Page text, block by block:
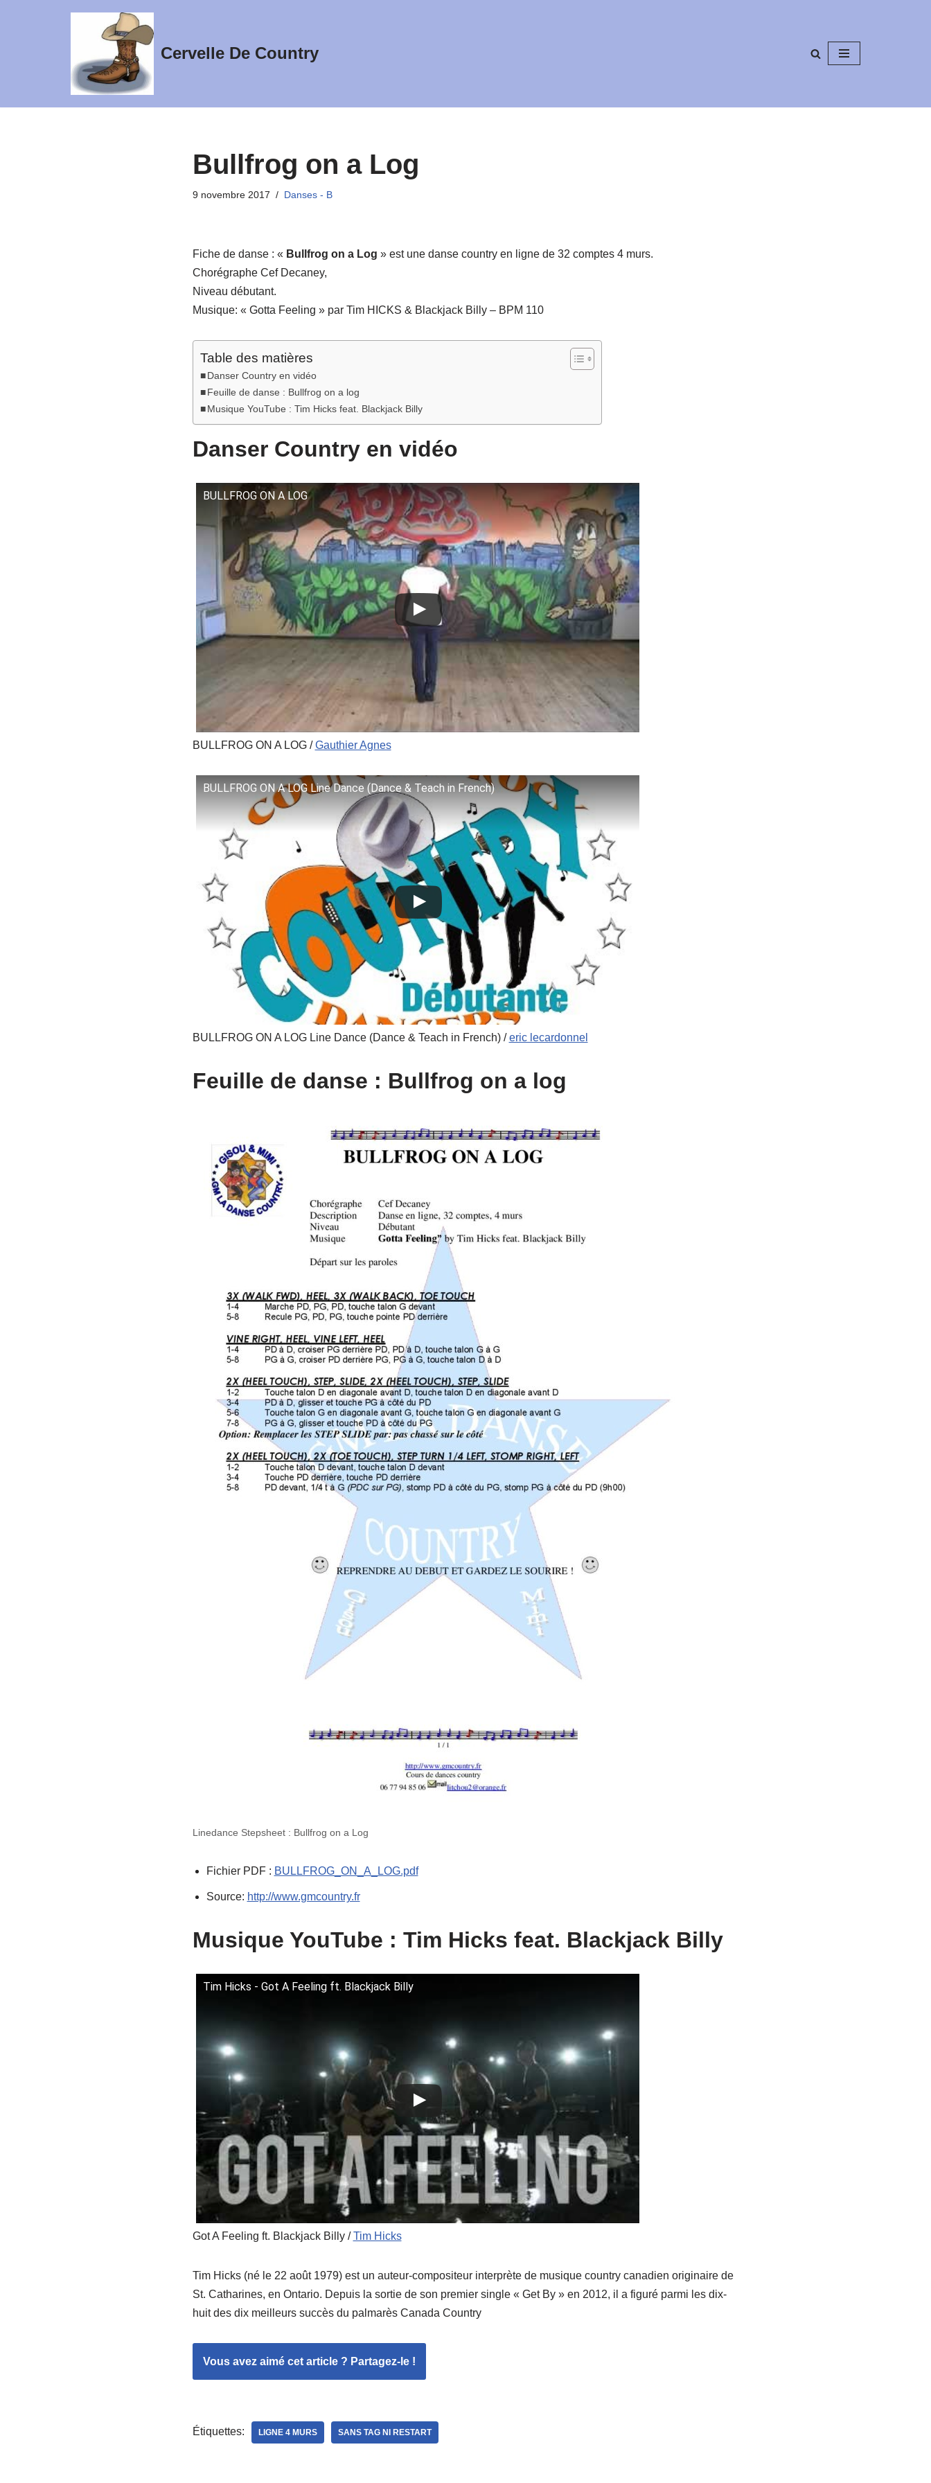
Cervelle De Country
Bullfrog on a Log
9 novembre 2017 Danses - B
Fiche de danse : « Bullfrog on a Log » est une danse country en ligne de 32 comptes 4 murs.
Chorégraphe Cef Decaney,
Niveau débutant.
Musique: « Gotta Feeling » par Tim HICKS & Blackjack Billy – BPM 110
Table des matières
Danser Country en vidéo
Feuille de danse : Bullfrog on a log
Musique YouTube : Tim Hicks feat. Blackjack Billy
Danser Country en vidéo
BULLFROG ON A LOG
BULLFROG ON A LOG /Gauthier Agnes
BULLFROG ON A LOG Line Dance (Dance & Teach in French)
BULLFROG ON A LOG Line Dance (Dance & Teach in French) /eric lecardonnel
Feuille de danse : Bullfrog on a log
Linedance Stepsheet : Bullfrog on a Log
Fichier PDF : BULLFROG_ON_A_LOG.pdf
Source: http://www.gmcountry.fr
Musique YouTube : Tim Hicks feat. Blackjack Billy
Tim Hicks - Got A Feeling ft. Blackjack Billy
Got A Feeling ft. Blackjack Billy /Tim Hicks
Tim Hicks (né le 22 août 1979) est un auteur-compositeur interprète de musique country canadien originaire de
St. Catharines, en Ontario. Depuis la sortie de son premier single « Get By » en 2012, il a figuré parmi les dix-
huit des dix meilleurs succès du palmarès Canada Country
Vous avez aimé cet article ? Partagez-le !
Étiquettes: LIGNE 4 MURS SANS TAG NI RESTART